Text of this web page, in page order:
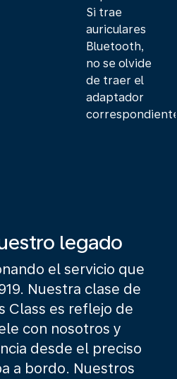
Si trae
auriculares
Bluetooth,
no se olvide
de traer el
adaptador
legado
el servicio que
Nuestra clase de
Class es reflejo de
con nosotros y
desde el preciso
a bordo. Nuestros